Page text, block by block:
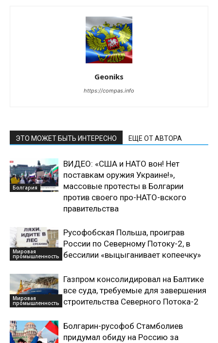
Geoniks
https://compas.info
ЭТО МОЖЕТ БЫТЬ ИНТЕРЕСНО ЕЩЕ ОТ АВТОРА
Болгария
ВИДЕО: «США и НАТО вон! Нет
поставкам оружия Украине!»,
массовые протесты в Болгарии
против своего про-НАТО-вского
правительства
Мировая
промышленность
Русофобская Польша, проиграв
России по Северному Потоку-2, в
бессилии «выцыганивает копеечку»
Мировая
промышленность
Газпром консолидировал на Балтике
все суда, требуемые для завершения
строительства Северного Потока-2
Болгарин-русофоб Стамболиев
придумал обиду на Россию за